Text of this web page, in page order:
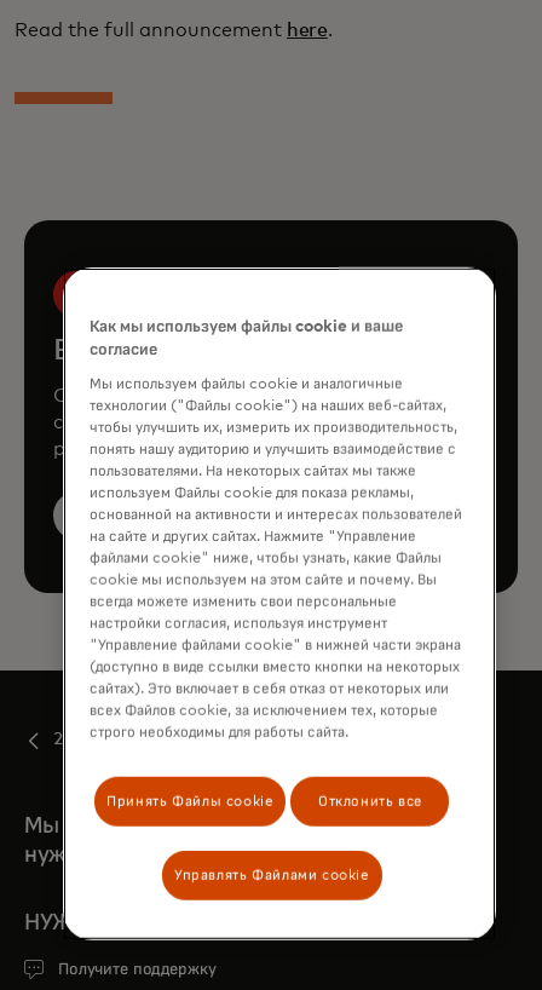
Read the full announcement here.
Book a demo
Consult our team to learn how Mastercard
can enhance your business through our
products and services.
Book a demo
2022
Мы всегда рядом, когда мы вам
нужны
НУЖНА ПОМОЩЬ?
Получите поддержку
Как мы используем файлы cookie и ваше
согласие
Мы используем файлы cookie и аналогичные
технологии ("Файлы cookie") на наших веб-сайтах,
чтобы улучшить их, измерить их производительность,
понять нашу аудиторию и улучшить взаимодействие с
пользователями. На некоторых сайтах мы также
используем Файлы cookie для показа рекламы,
основанной на активности и интересах пользователей
на сайте и других сайтах. Нажмите "Управление
файлами cookie" ниже, чтобы узнать, какие Файлы
cookie мы используем на этом сайте и почему. Вы
всегда можете изменить свои персональные
настройки согласия, используя инструмент
"Управление файлами cookie" в нижней части экрана
(доступно в виде ссылки вместо кнопки на некоторых
сайтах). Это включает в себя отказ от некоторых или
всех Файлов cookie, за исключением тех, которые
строго необходимы для работы сайта.
Принять Файлы cookie Отклонить все
Управлять Файлами cookie